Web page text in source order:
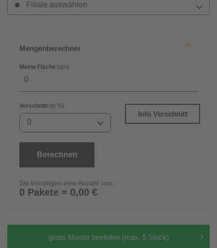
Filiale auswählen
Mengenberechner
Meine Fläche (qm)
Verschnitt (in %)
0
Info Verschnitt
Berechnen
Sie benötigen eine Anzahl von:
0 Pakete = 0,00 €
gratis Muster bestellen (max. 5 Stück)